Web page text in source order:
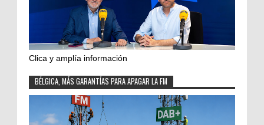
Clica y amplía información
BÉLGICA, MÁS GARANTÍAS PARA APAGAR LA FM